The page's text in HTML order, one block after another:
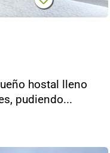
hostal lleno
pudiendo...